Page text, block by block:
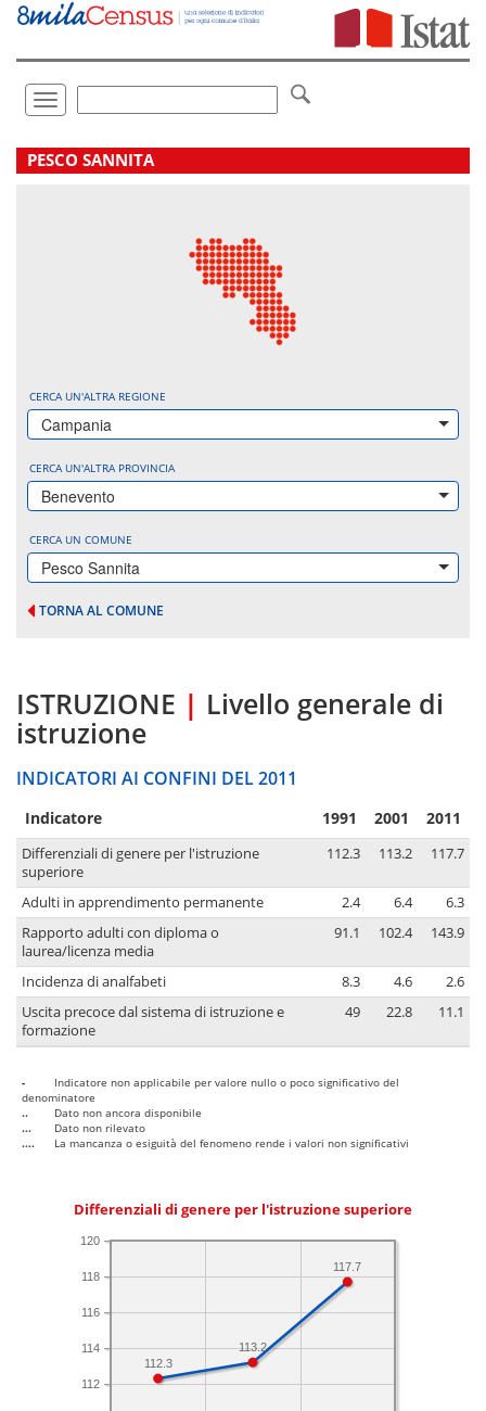
Vai
direttamente
Toggle
navigation
.
PESCO SANNITA
CERCA UN'ALTRA REGIONE
Campania
CERCA UN'ALTRA PROVINCIA
Benevento
CERCA UN COMUNE
Pesco Sannita
TORNA AL COMUNE
ISTRUZIONE | Livello generale di
istruzione
INDICATORI AI CONFINI DEL 2011
Indicatore 1991 2001 2011
Differenziali di genere per l'istruzione
superiore
112.3 113.2 117.7
Adulti in apprendimento permanente 2.4 6.4
6.3
Rapporto adulti con diploma o
laurea/licenza media
91.1 102.4 143.9
Incidenza di analfabeti 8.3 4.6
2.6
Uscita precoce dal sistema di istruzione e
formazione
49 22.8 11.1
-
Indicatore non applicabile per valore nullo o poco significativo del
denominatore
..
Dato non ancora disponibile
...
Dato non rilevato
....
La mancanza o esiguità del fenomeno rende i valori non significativi
Differenziali di genere per l'istruzione superiore
112
114
116
118
120
117.7
113.2
112.3